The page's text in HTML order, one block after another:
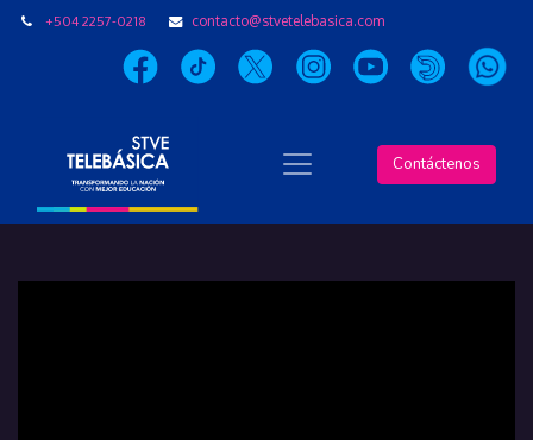
+504 2257-0218 contacto@stvetelebasica.com
Contáctenos